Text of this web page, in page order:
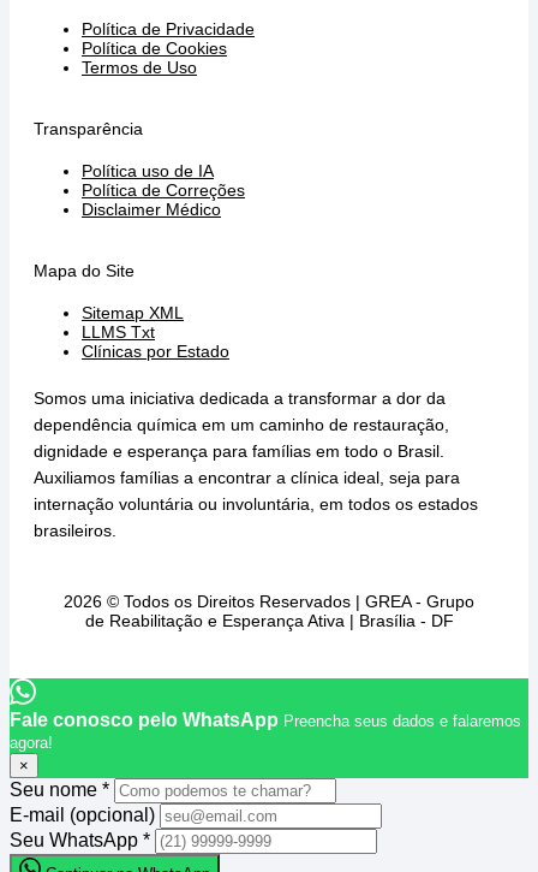
Política de Privacidade
Política de Cookies
Termos de Uso
Transparência
Política uso de IA
Política de Correções
Disclaimer Médico
Mapa do Site
Sitemap XML
LLMS Txt
Clínicas por Estado
Somos uma iniciativa dedicada a transformar a dor da
dependência química em um caminho de restauração,
dignidade e esperança para famílias em todo o Brasil.
Auxiliamos famílias a encontrar a clínica ideal, seja para
internação voluntária ou involuntária, em todos os estados
brasileiros.
2026 © Todos os Direitos Reservados | GREA - Grupo
de Reabilitação e Esperança Ativa | Brasília - DF
Fale conosco pelo WhatsApp Preencha seus dados e falaremos
agora!
×
Seu nome *
E-mail (opcional)
Seu WhatsApp *